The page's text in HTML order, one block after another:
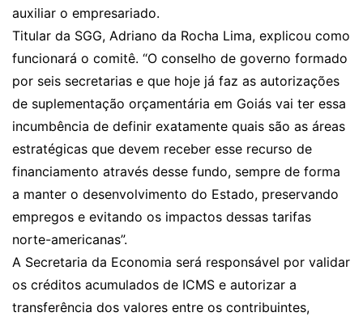
auxiliar o empresariado.
Titular da SGG, Adriano da Rocha Lima, explicou como
funcionará o comitê. “O conselho de governo formado
por seis secretarias e que hoje já faz as autorizações
de suplementação orçamentária em Goiás vai ter essa
incumbência de definir exatamente quais são as áreas
estratégicas que devem receber esse recurso de
financiamento através desse fundo, sempre de forma
a manter o desenvolvimento do Estado, preservando
empregos e evitando os impactos dessas tarifas
norte-americanas”.
A Secretaria da Economia será responsável por validar
os créditos acumulados de ICMS e autorizar a
transferência dos valores entre os contribuintes,